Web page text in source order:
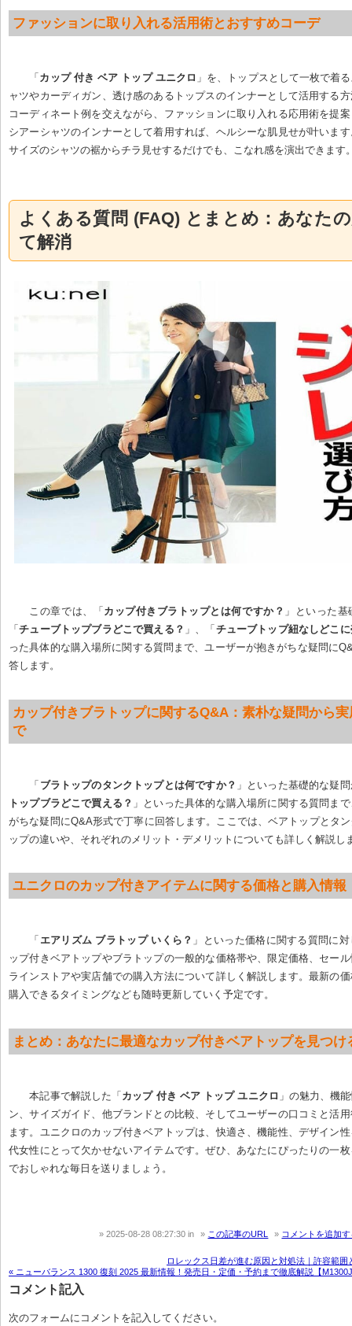
ファッションに取り入れる活用術とおすすめコーデ
「 カップ 付き ベア トップ ユニクロ 」を、トップスとして一枚で着
ャツやカーディガン、透け感のあるトップスのインナーとして活用する
コーディネート例を交えながら、ファッションに取り入れる応用術を提
シアーシャツのインナーとして着用すれば、ヘルシーな肌見せが叶いま
サイズのシャツの裾からチラ見せするだけでも、こなれ感を演出できます
よくある質問 (FAQ) とまとめ：あなた
て解消
この章では、「 カップ付きブラトップとは何ですか？ 」といった
「チューブトップブラどこで買える？ 」、「 チューブトップ紐なしどこ
った具体的な購入場所に関する質問まで、ユーザーが抱きがちな疑問に
答します。
カップ付きブラトップに関するQ&A：素朴な疑問から
で
「 ブラトップのタンクトップとは何ですか？ 」といった基礎的な疑
トップブラどこで買える？ 」といった具体的な購入場所に関する質問ま
がちな疑問にQ&A形式で丁寧に回答します。ここでは、ベアトップとタ
ップの違いや、それぞれのメリット・デメリットについても詳しく解説し
ユニクロのカップ付きアイテムに関する価格と購入情報
「 エアリズム ブラトップ いくら？ 」といった価格に関する質問に
ップ付きベアトップやブラトップの一般的な価格帯や、限定価格、セー
ラインストアや実店舗での購入方法について詳しく解説します。最新の
購入できるタイミングなども随時更新していく予定です。
まとめ：あなたに最適なカップ付きベアトップを見つけ
本記事で解説した「カップ 付き ベア トップ ユニクロ 」の魅力、機
ン、サイズガイド、他ブランドとの比較、そしてユーザーの口コミと活
ます。ユニクロのカップ付きベアトップは、快適さ、機能性、デザイン
代女性にとって欠かせないアイテムです。ぜひ、あなたにぴったりの一
でおしゃれな毎日を送りましょう。
2025-08-28 08:27:30in この記事のURL コメントを追加
ロレックス日差が進む原因と対処法｜許容範囲
« ニューバランス 1300 復刻 2025 最新情報！発売日・定価・予約まで徹底解説【
コメント記入
次のフォームにコメントを記入してください。